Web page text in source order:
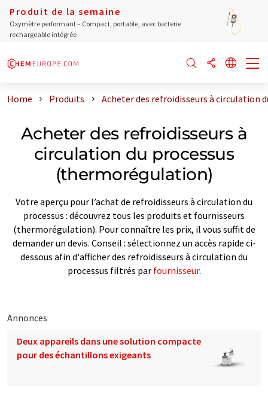
Produit de la semaine
Oxymètre performant – Compact, portable, avec batterie
rechargeable intégrée
Home Produits Acheter des refroidisseurs à circulation
Acheter des refroidisseurs à
circulation du processus
(thermorégulation)
Votre aperçu pour l’achat de refroidisseurs à circulation du
processus : découvrez tous les produits et fournisseurs
(thermorégulation). Pour connaître les prix, il vous suffit de
demander un devis. Conseil : sélectionnez un accès rapide ci-
dessous afin d'afficher des refroidisseurs à circulation du
processus filtrés par fournisseur.
Annonces
Deux appareils dans une solution compacte
pour des échantillons exigeants